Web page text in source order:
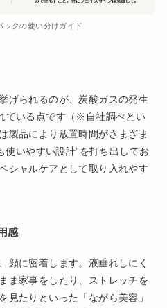
ックの使い分けガイド
げられるのが、炭酸ガスの発生
ている点です（※自社調べとい
製品により放置時間がさまざま
使いやすい設計”を打ち出してお
シャルケアとして取り入れやす
感
顔に密着します。液垂れしにく
ま家事をしたり、ストレッチを
見たりといった「ながら美容」